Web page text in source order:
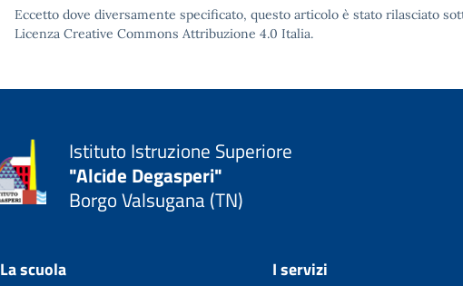
Eccetto dove diversamente specificato, questo articolo è stato rilasciato
Licenza Creative Commons Attribuzione 4.0 Italia.
Istituto Istruzione Superiore
"Alcide Degasperi"
Borgo Valsugana (TN)
La scuola I servizi